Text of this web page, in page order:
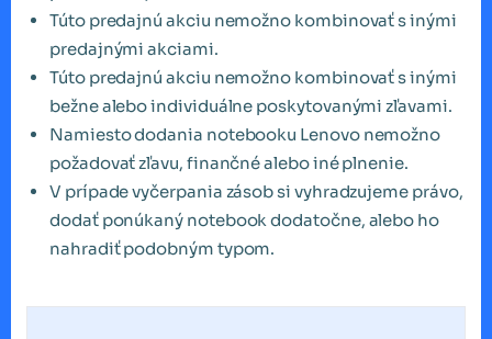
Túto predajnú akciu nemožno kombinovať s inými
predajnými akciami.
Túto predajnú akciu nemožno kombinovať s inými
bežne alebo individuálne poskytovanými zľavami.
Namiesto dodania notebooku Lenovo nemožno
požadovať zľavu, finančné alebo iné plnenie.
V prípade vyčerpania zásob si vyhradzujeme právo,
dodať ponúkaný notebook dodatočne, alebo ho
nahradiť podobným typom.